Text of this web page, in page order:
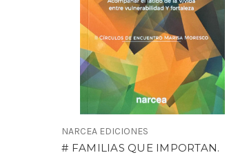
NARCEA EDICIONES
# FAMILIAS QUE IMPORTAN.